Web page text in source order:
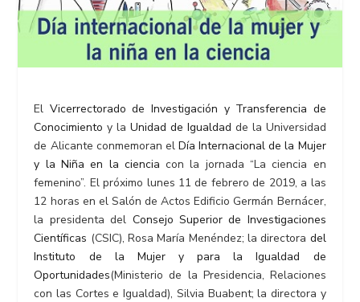
El Vicerrectorado de Investigación y Transferencia de
Conocimiento y laUnidad de Igualdad de la Universidad
de Alicante conmemoran el Día Internacional de la Mujer
y la Niña en la ciencia con la jornada “La ciencia en
femenino”. El próximo lunes 11 de febrero de 2019, a las
12 horas en el Salón de Actos Edificio Germán Bernácer,
la presidenta del Consejo Superior de Investigaciones
Científicas (CSIC), Rosa María Menéndez; la directora del
Instituto de la Mujer y para la Igualdad de
Oportunidades(Ministerio de la Presidencia, Relaciones
con las Cortes e Igualdad), Silvia Buabent; la directora y